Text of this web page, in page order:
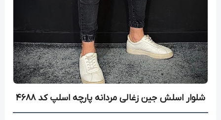
شلوار اسلش جین زغالی مردانه پارچه اسلپ کد ۴۶۸۸